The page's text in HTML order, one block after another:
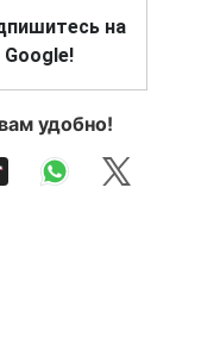
на
удобно!